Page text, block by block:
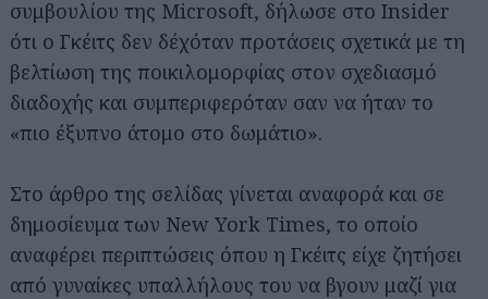
συμβουλίου της Microsoft, δήλωσε στο Insider
ότι ο Γκέιτς δεν δέχόταν προτάσεις σχετικά με τη
βελτίωση της ποικιλομορφίας στον σχεδιασμό
διαδοχής και συμπεριφερόταν σαν να ήταν το
«πιο έξυπνο άτομο στο δωμάτιο».
Στο άρθρο της σελίδας γίνεται αναφορά και σε
δημοσίευμα των New York Times, το οποίο
αναφέρει περιπτώσεις όπου η Γκέιτς είχε ζητήσει
από γυναίκες υπαλλήλους του να βγουν μαζί για